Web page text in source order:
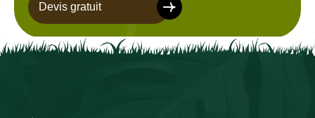
Devis gratuit